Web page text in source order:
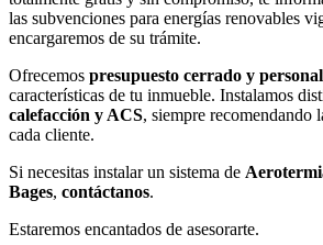
las subvenciones para energías renovables
encargaremos de su trámite.
Ofrecemos presupuesto cerrado y
características de tu inmueble. Instalamos
calefacción y ACS, siempre recomendando
cada cliente.
Si necesitas instalar un sistema de
Bages, contáctanos.
Estaremos encantados de asesorarte.